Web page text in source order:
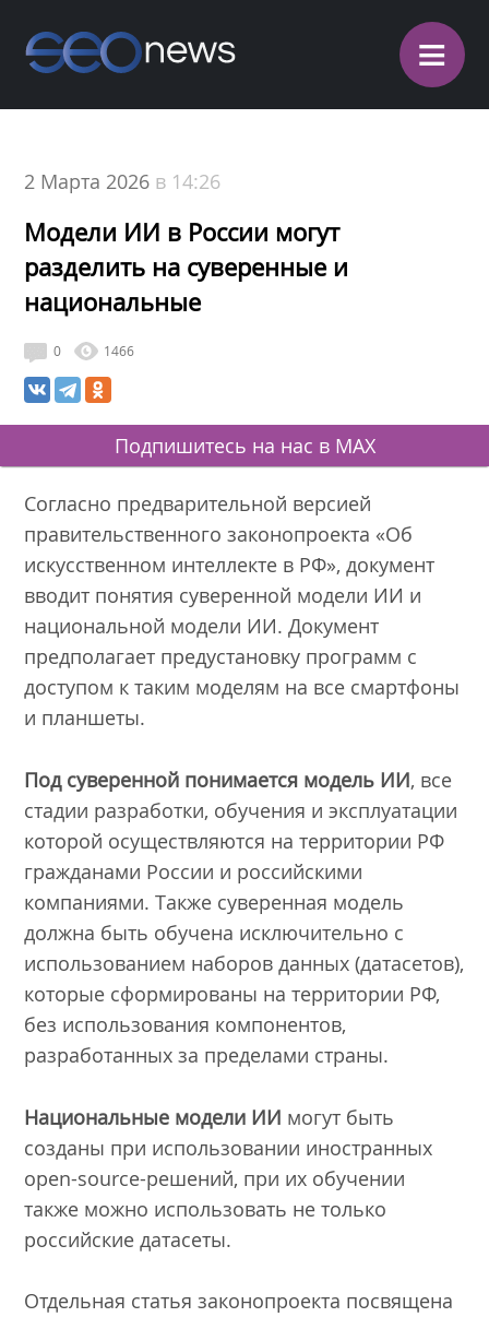
≡
2 Марта 2026 в 14:26
Модели ИИ в России могут
разделить на суверенные и
национальные
0 1466
Подпишитесь на нас в MAX
Согласно предварительной версией
правительственного законопроекта «Об
искусственном интеллекте в РФ», документ
вводит понятия суверенной модели ИИ и
национальной модели ИИ. Документ
предполагает предустановку программ с
доступом к таким моделям на все смартфоны
и планшеты.
Под суверенной понимается модель ИИ, все
стадии разработки, обучения и эксплуатации
которой осуществляются на территории РФ
гражданами России и российскими
компаниями. Также суверенная модель
должна быть обучена исключительно с
использованием наборов данных (датасетов),
которые сформированы на территории РФ,
без использования компонентов,
разработанных за пределами страны.
Национальные модели ИИ могут быть
созданы при использовании иностранных
open-source-решений, при их обучении
также можно использовать не только
российские датасеты.
Отдельная статья законопроекта посвящена